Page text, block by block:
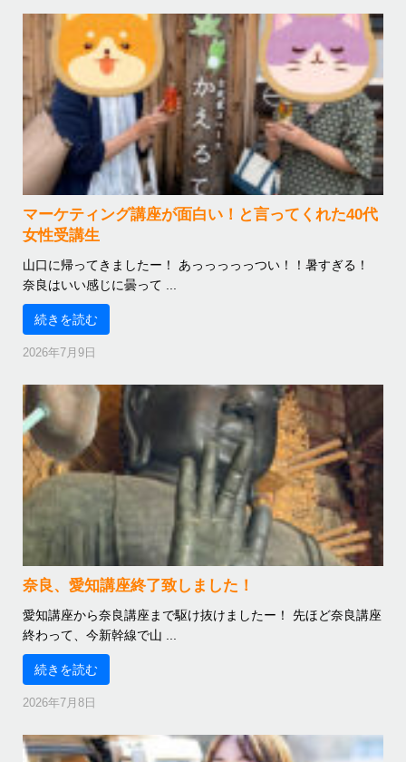
マーケティング講座が面白い！と言ってくれた40代
女性受講生
山口に帰ってきましたー！ あっっっっっつい！！暑すぎる！
奈良はいい感じに曇って ...
続きを読む
2026年7月9日
奈良、愛知講座終了致しました！
愛知講座から奈良講座まで駆け抜けましたー！ 先ほど奈良講座
終わって、今新幹線で山 ...
続きを読む
2026年7月8日